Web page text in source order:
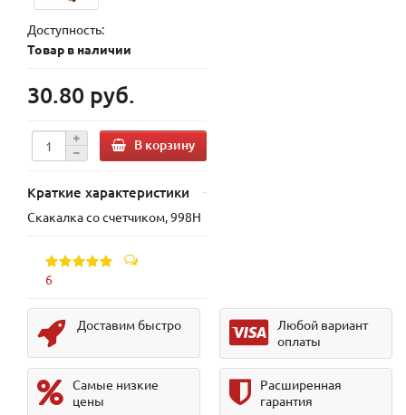
Доступность:
Товар в наличии
30.80 руб.
В корзину
Краткие характеристики
Скакалка со счетчиком, 998H
6
Доставим быстро
Любой вариант
оплаты
Самые низкие
цены
Расширенная
гарантия